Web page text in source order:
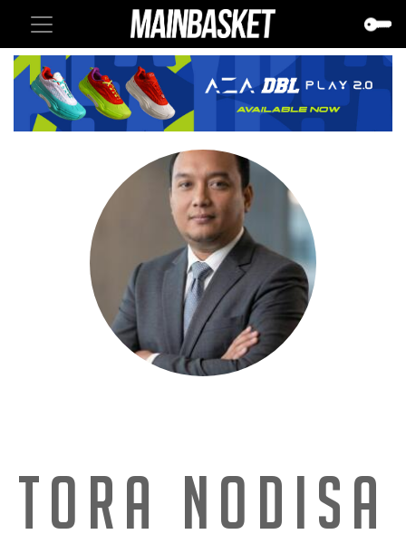
TORA NODISA